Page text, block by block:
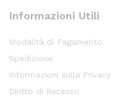
Informazioni Utili
Modalità di Pagamento
Spedizione
Informazioni sulla Privacy
Diritto di Recesso